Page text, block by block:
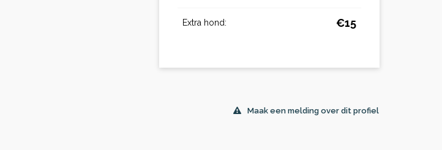
Extra hond: €15
Maak een melding over dit profiel